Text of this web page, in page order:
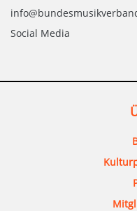
Social Media